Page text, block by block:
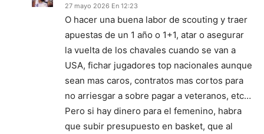
27 mayo 2026 En 12:23
O hacer una buena labor de scouting y traer
apuestas de un 1 año o 1+1, atar o asegurar
la vuelta de los chavales cuando se van a
USA, fichar jugadores top nacionales aunque
sean mas caros, contratos mas cortos para
no arriesgar a sobre pagar a veteranos, etc…
Pero si hay dinero para el femenino, habra
que subir presupuesto en basket, que al